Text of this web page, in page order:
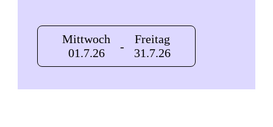
Mittwoch
01.7.26
-
Freitag
31.7.26